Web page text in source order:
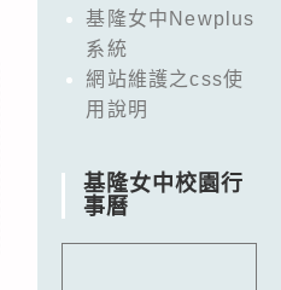
基隆女中Newplus
系統
網站維護之css使
用說明
基隆女中校園行
事曆